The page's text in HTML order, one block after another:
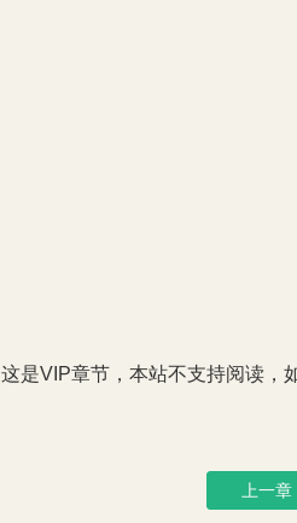
这是VIP章节，本站不支持阅读，
上一章